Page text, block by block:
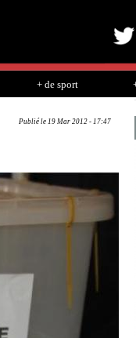
+ de sport
Publié le 19 Mar 2012 - 17:47